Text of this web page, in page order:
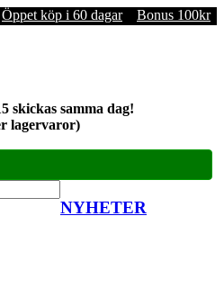
Öppet köp i 60 dagar Bonus 100kr
skickas samma dag!
lagervaror)
NYHETER